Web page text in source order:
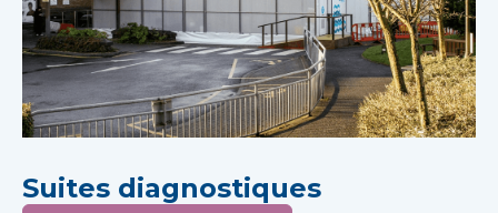
Suites diagnostiques